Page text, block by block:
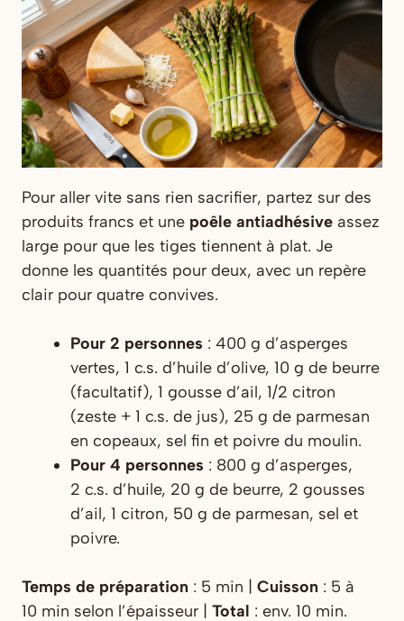
Pour aller vite sans rien sacrifier, partez sur des
produits francs et une poêle antiadhésive assez
large pour que les tiges tiennent à plat. Je
donne les quantités pour deux, avec un repère
clair pour quatre convives.
Pour 2 personnes : 400 g d’asperges
vertes, 1 c.s. d’huile d’olive, 10 g de beurre
(facultatif), 1 gousse d’ail, 1/2 citron
(zeste + 1 c.s. de jus), 25 g de parmesan
en copeaux, sel fin et poivre du moulin.
Pour 4 personnes : 800 g d’asperges,
2 c.s. d’huile, 20 g de beurre, 2 gousses
d’ail, 1 citron, 50 g de parmesan, sel et
poivre.
Temps de préparation : 5 min | Cuisson : 5 à
10 min selon l’épaisseur | Total : env. 10 min.